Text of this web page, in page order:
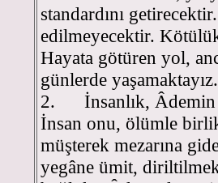
standardını
edilmeyecektir.
Hayata götüren yol,
günlerde yaşamaktayız.
2. İnsanlık, Âdemin
İnsan onu, ölümle
müşterek mezarına
yegâne ümit,